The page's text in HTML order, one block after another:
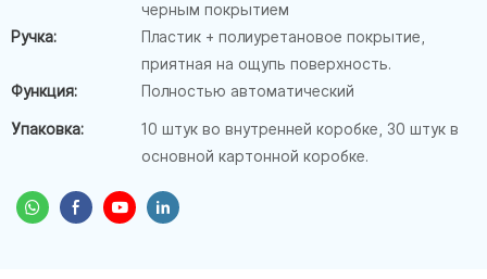
черным покрытием
Ручка:
Пластик + полиуретановое покрытие,
приятная на ощупь поверхность.
Функция:
Полностью автоматический
Упаковка:
10 штук во внутренней коробке, 30 штук в
основной картонной коробке.